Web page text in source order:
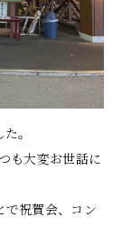
。
も大変お世話に
で祝賀会、コン